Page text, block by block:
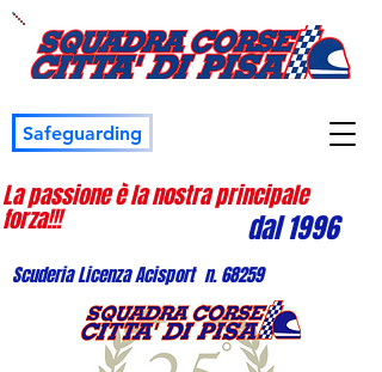
Safeguarding
La passione è la nostra principale
forza!!! dal 1996
Scuderia Licenza Acisport n. 68259